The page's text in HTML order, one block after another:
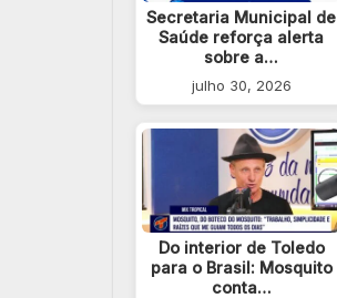
Secretaria Municipal de
Saúde reforça alerta
sobre a…
julho 30, 2026
Do interior de Toledo
para o Brasil: Mosquito
conta…